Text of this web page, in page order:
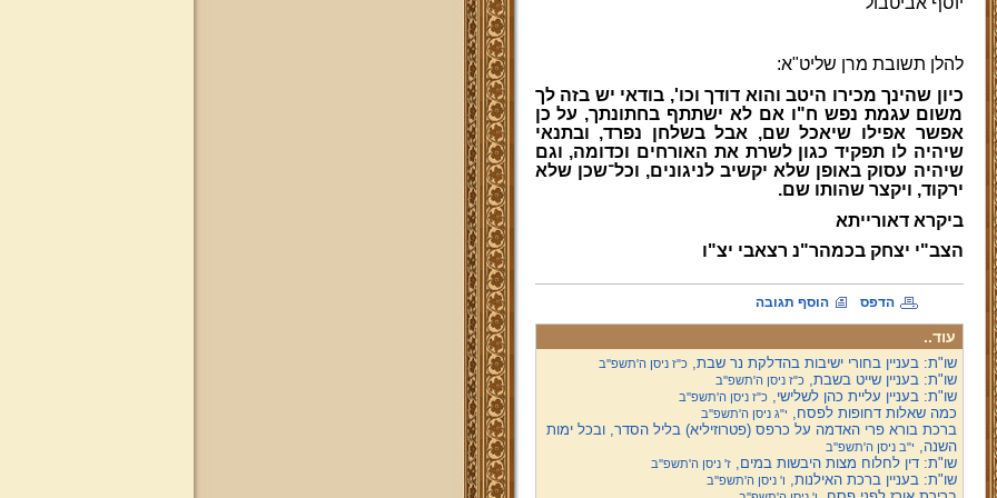
להלן תשובת מרן שליט"א:
כיון שהינך מכירו היטב והוא דודך וכו', בודאי יש בזה לך
משום עגמת נפש ח"ו אם לא ישתתף בחתונתך, על כן
אפשר אפילו שיאכל שם, אבל בשלחן נפרד, ובתנאי
שיהיה לו תפקיד כגון לשרת את האורחים וכדומה, וגם
שיהיה עסוק באופן שלא יקשיב לניגונים, וכל־שכן שלא
ירקוד, ויקצר שהותו שם.
ביקרא דאורייתא
הצב"י יצחק בכמהר"נ רצאבי יצ"ו
הדפס הוסף תגובה
עוד..
שו"ת: בעניין בחורי ישיבות בהדלקת נר שבת,כ"ז ניסן ה'תשפ''ב
שו"ת: בעניין שייט בשבת,כ"ז ניסן ה'תשפ''ב
שו"ת: בעניין עליית כהן לשלישי,כ"ז ניסן ה'תשפ''ב
כמה שאלות דחופות לפסח, י"ג ניסן ה'תשפ''ב
ברכת בורא פרי האדמה על כרפס (פטרוזיליא) בליל הסדר, ובכל ימות
השנה, י"ב ניסן ה'תשפ''ב
שו"ת: דין לחלוח מצות היבשות במים,ז' ניסן ה'תשפ''ב
שו"ת: בעניין ברכת האילנות, ו' ניסן ה'תשפ''ב